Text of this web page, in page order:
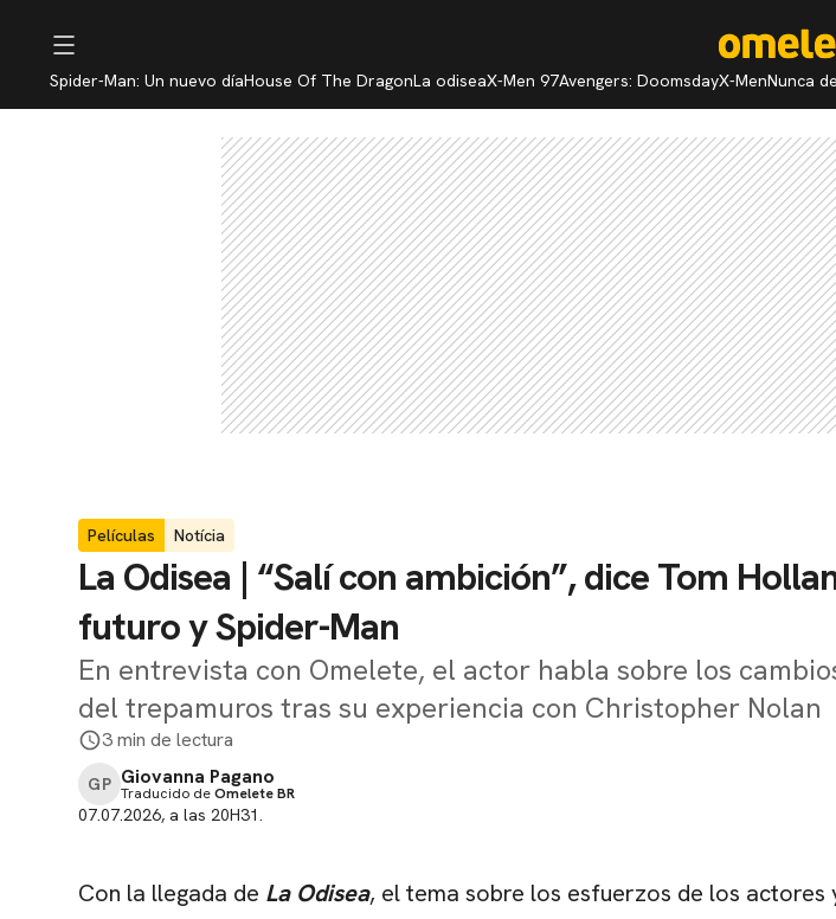
Spider-Man: Un nuevo díaHouse Of The DragonLa odiseaX-Men 97Avengers: DoomsdayX-MenNunca
Películas Notícia
La Odisea | “Salí con ambición”, dice Tom
futuro y Spider-Man
En entrevista con Omelete, el actor habla sobre los
del trepamuros tras su experiencia con Christopher Nolan
3 min de lectura
GP Giovanna Pagano
Traducido deOmelete BR
07.07.2026, a las 20H31.
Con la llegada de La Odisea, el tema sobre los esfuerzos de los actores